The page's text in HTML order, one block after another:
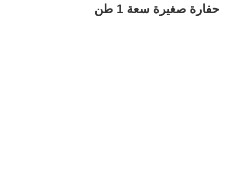
حفارة صغيرة سعة 1 طن
حفارة صغيرة سعة 1 طن